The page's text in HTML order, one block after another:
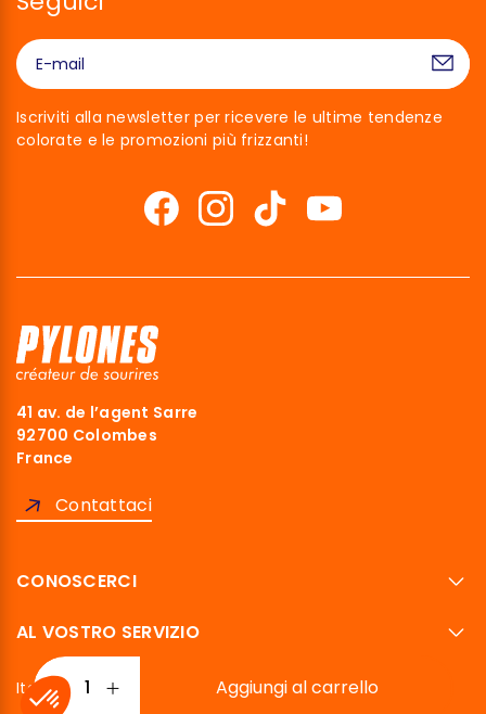
Aggiungi al carrello
Iscriviti alla newsletter per ricevere le ultime tendenze
colorate e le promozioni più frizzanti!
41 av. de l’agent Sarre
92700 Colombes
France
Contattaci
CONOSCERCI
AL VOSTRO SERVIZIO
Italiano